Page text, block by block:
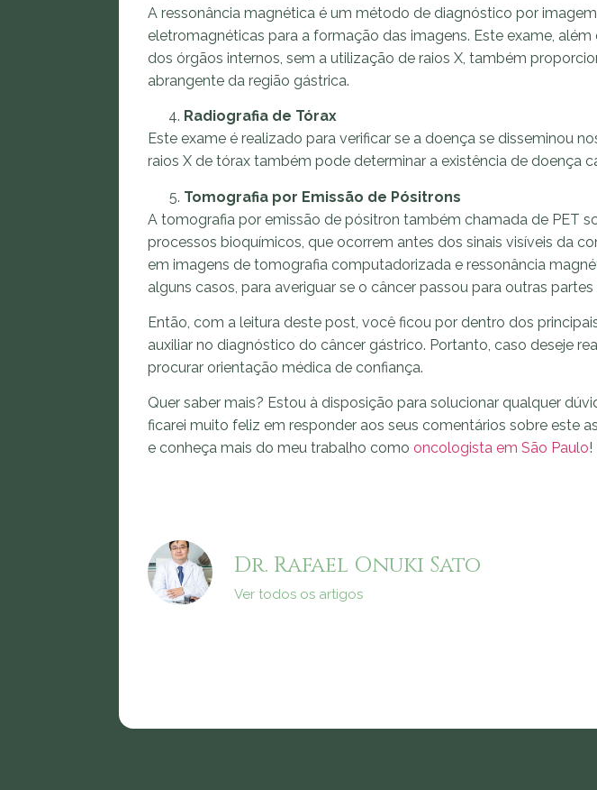
A ressonância magnética é um método de diagnóstico por
eletromagnéticas para a formação das imagens. Este exame,
dos órgãos internos, sem a utilização de raios X, também
abrangente da região gástrica.
Radiografia de Tórax
Este exame é realizado para verificar se a doença se disseminou
raios X de tórax também pode determinar a existência de doença
Tomografia por Emissão de Pósitrons
A tomografia por emissão de pósitron também chamada de PET
processos bioquímicos, que ocorrem antes dos sinais visíveis da
em imagens de tomografia computadorizada e ressonância
alguns casos, para averiguar se o câncer passou para outras
Então, com a leitura deste post, você ficou por dentro dos
auxiliar no diagnóstico do câncer gástrico. Portanto, caso deseje
procurar orientação médica de confiança.
Quer saber mais? Estou à disposição para solucionar qualquer
ficarei muito feliz em responder aos seus comentários sobre este
e conheça mais do meu trabalho como oncologista em São Paulo!
Dr. Rafael Onuki Sato
Ver todos os artigos